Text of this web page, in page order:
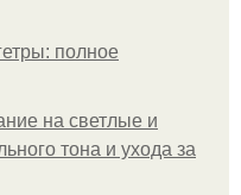
полное
на светлые и
тона и ухода за